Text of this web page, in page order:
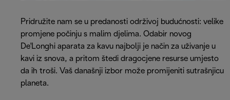
Pridružite nam se u predanosti održivoj budućnosti: velike
promjene počinju s malim djelima. Odabir novog
De'Longhi aparata za kavu najbolji je način za uživanje u
kavi iz snova, a pritom štedi dragocjene resurse umjesto
da ih troši. Vaš današnji izbor može promijeniti sutrašnjicu
planeta.